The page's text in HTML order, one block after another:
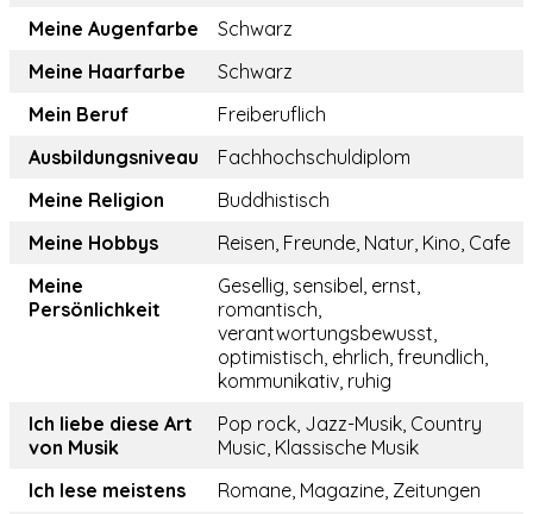
Meine Augenfarbe
Schwarz
Meine Haarfarbe
Schwarz
Mein Beruf
Freiberuflich
Ausbildungsniveau
Fachhochschuldiplom
Meine Religion
Buddhistisch
Meine Hobbys
Reisen, Freunde, Natur, Kino, Cafe
Meine
Persönlichkeit
Gesellig, sensibel, ernst,
romantisch,
verantwortungsbewusst,
optimistisch, ehrlich, freundlich,
kommunikativ, ruhig
Ich liebe diese Art
von Musik
Pop rock, Jazz-Musik, Country
Music, Klassische Musik
Ich lese meistens
Romane, Magazine, Zeitungen